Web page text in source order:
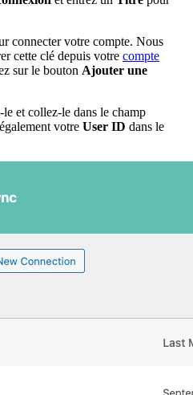
connecter votre compte. Nous
cette clé depuis votre compte
sur le bouton Ajouter une
et collez-le dans le champ
votre User ID dans le